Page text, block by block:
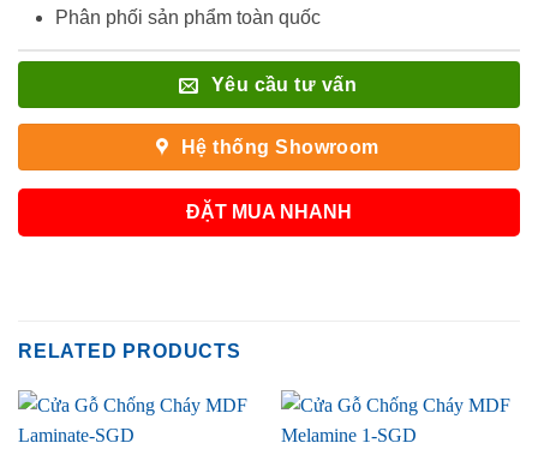
Phân phối sản phẩm toàn quốc
Yêu cầu tư vấn
Hệ thống Showroom
ĐẶT MUA NHANH
RELATED PRODUCTS